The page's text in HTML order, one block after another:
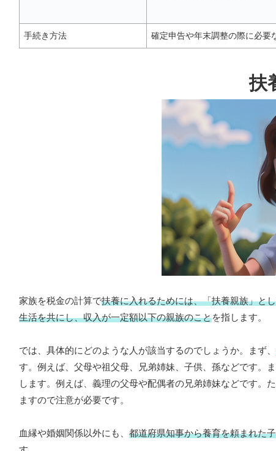
手続き方法 確定申告や年末調整の際に必要
扶
家族を税金の計算で扶養に入れるためには、「扶養親族」と
生活を共にし、収入が一定額以下の親族のことを指します。
では、具体的にどのような人が該当するのでしょうか。まず、
す。例えば、父母や祖父母、兄弟姉妹、子供、孫などです。ま
します。例えば、義理の父母や配偶者の兄弟姉妹などです。た
ますので注意が必要です。
血縁や婚姻関係以外にも、 都道府県知事から養育を頼まれた